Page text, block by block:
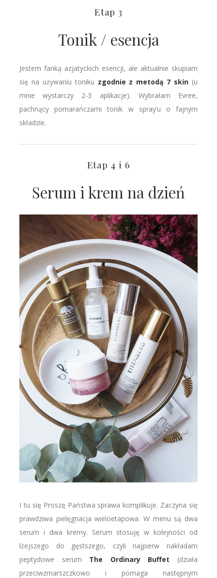
Etap 3
Tonik / esencja
Jestem fanką azjatyckich esencji, ale aktualnie skupiam
się na używaniu toniku zgodnie z metodą 7 skin (u
mnie wystarczy 2-3 aplikacje). Wybrałam Evree,
pachnący pomarańczami tonik w spray’u o fajnym
składzie.
Etap 4 i 6
Serum i krem na dzień
I tu się Proszę Państwa sprawa komplikuje. Zaczyna się
prawdziwa pielęgnacja wieloetapowa. W menu są dwa
serum i dwa kremy. Serum stosuję w kolejności od
lżejszego do gęstszego, czyli najpierw nakładam
peptydowe serum The Ordinary Buffet (działa
przeciwzmarszczkowo i pomaga następnym